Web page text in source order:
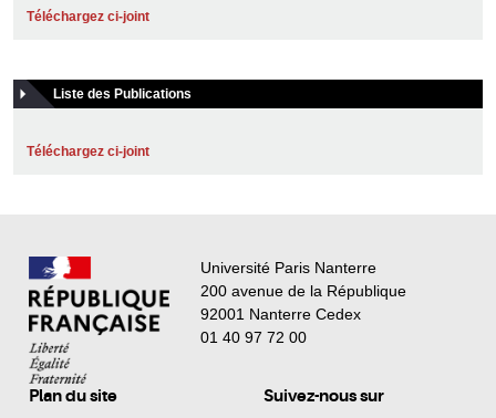
Téléchargez ci-joint
Liste des Publications
Téléchargez ci-joint
Université Paris Nanterre
200 avenue de la République
92001 Nanterre Cedex
01 40 97 72 00
Plan du site Suivez-nous sur